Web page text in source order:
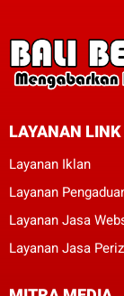
LAYANAN LINK
Layanan Iklan
Layanan
Layanan Jasa
Layanan Jasa